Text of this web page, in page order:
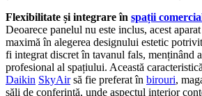
Flexibilitate și integrare în spații
Deoarece panelul nu este inclus, acest
maximă în alegerea designului estetic
fi integrat discret în tavanul fals, menținând
profesional al spațiului. Această
Daikin SkyAirsă fie preferat în birouri,
săli de conferință, unde aspectul interior